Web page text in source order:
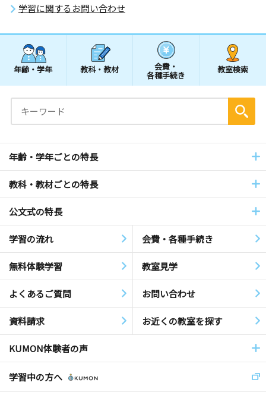
学習に関するお問い合わせ
年齢・学年 教科・教材 会費・
各種手続き
教室検索
年齢・学年ごとの特長
教科・教材ごとの特長
公文式の特長
学習の流れ 会費・各種手続き
無料体験学習 教室見学
よくあるご質問 お問い合わせ
資料請求 お近くの教室を探す
KUMON体験者の声
学習中の方へ